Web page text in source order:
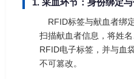
1. 采血环节：身份绑定
RFID标签与献血者绑
扫描献血者信息，将姓
RFID电子标签，并与血
不可篡改。